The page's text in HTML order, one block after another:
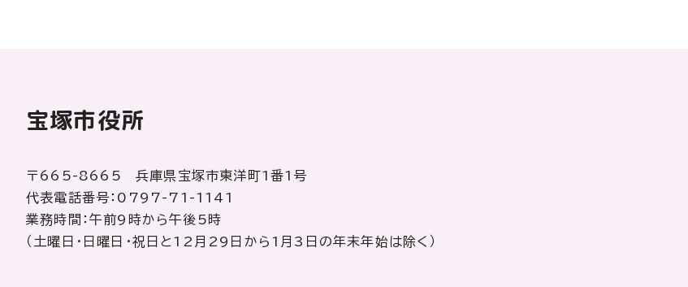
宝塚市役所
〒665-8665 兵庫県宝塚市東洋町1番1号
代表電話番号：0797-71-1141
業務時間：午前9時から午後5時
（土曜日・日曜日・祝日と12月29日から1月3日の年末年始は除く）